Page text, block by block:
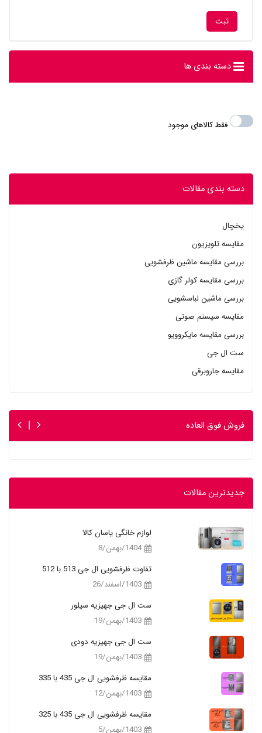
دسته بندی ها
فقط کالاهای موجود
دسته بندی مقالات
یخچال
مقایسه تلویزیون
بررسی مقایسه ماشین ظرفشویی
بررسی مقایسه کولر گازی
بررسی ماشین لباسشویی
مقایسه سیستم صوتی
بررسی مقایسه مایکروویو
ست ال جی
مقایسه جاروبرقی
فروش فوق العاده
جدیدترین مقالات
لوازم خانگی یاسان کالا
1404/بهمن/8
تفاوت ظرفشویی ال جی 513 با 512
1403/اسفند/26
ست ال جی جهیزیه سیلور
1403/بهمن/19
ست ال جی جهیزیه دودی
1403/بهمن/19
مقایسه ظرفشویی ال جی 435 با 335
1403/بهمن/12
مقایسه ظرفشویی ال جی 435 با 325
1403/بهمن/5